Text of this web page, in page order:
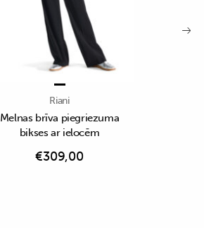
Riani
Melnas brīva piegriezuma
bikses ar ielocēm
€309,00